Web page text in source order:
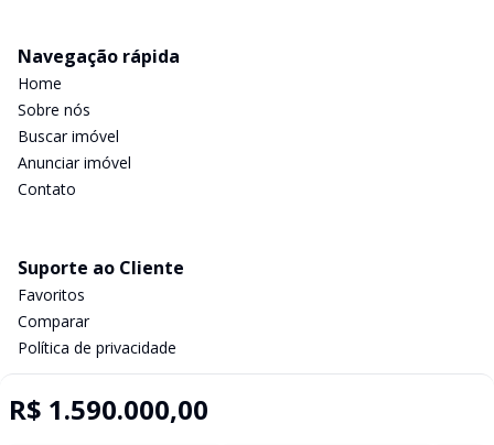
R$ 1.590.000,00
Navegação rápida
Home
Sobre nós
Buscar imóvel
Anunciar imóvel
Contato
Suporte ao Cliente
Favoritos
Comparar
Política de privacidade